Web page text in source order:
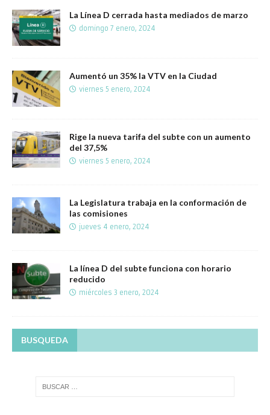
La Línea D cerrada hasta mediados de marzo
domingo 7 enero, 2024
Aumentó un 35% la VTV en la Ciudad
viernes 5 enero, 2024
Rige la nueva tarifa del subte con un aumento
del 37,5%
viernes 5 enero, 2024
La Legislatura trabaja en la conformación de
las comisiones
jueves 4 enero, 2024
La línea D del subte funciona con horario
reducido
miércoles 3 enero, 2024
BUSQUEDA